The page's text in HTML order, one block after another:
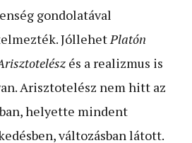
gondolatával
Jóllehet Platón
és a realizmus is
Arisztotelész nem hitt az
helyette mindent
változásban látott.